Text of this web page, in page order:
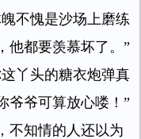
不愧是沙场上磨练
他都要羡慕坏了。”
丫头的糖衣炮弹真
爷爷可算放心喽！”
不知情的人还以为